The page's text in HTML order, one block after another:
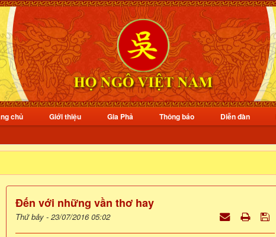
chủ Giới thiệu Gia Phả Thông báo Diễn đàn
Đến với những vần thơ hay
Thứ bảy - 23/07/2016 05:02